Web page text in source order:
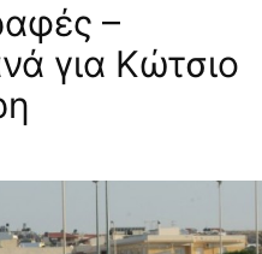
–
για Κώτσιο